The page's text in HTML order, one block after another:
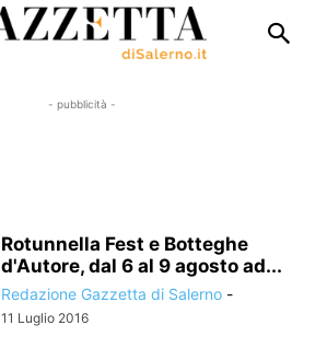
- pubblicità -
Rotunnella Fest e Botteghe
d'Autore, dal 6 al 9 agosto ad...
Redazione Gazzetta di Salerno -
11 Luglio 2016